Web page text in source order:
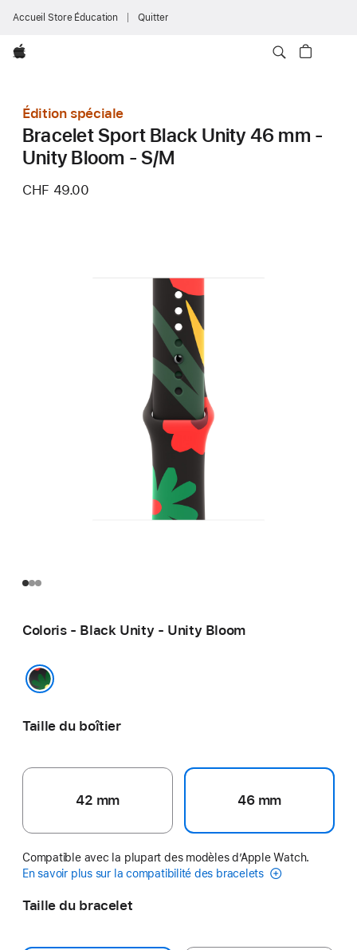
Accueil Store Éducation Quitter
Apple
Édition spéciale
Bracelet Sport Black Unity 46 mm -
Unity Bloom - S/M
CHF 49.00
Coloris - Black Unity - Unity Bloom
Taille du boîtier
42 mm 46 mm
Compatible avec la plupart des modèles d’Apple Watch.
En savoir plus sur la compatibilité des bracelets
Taille du bracelet